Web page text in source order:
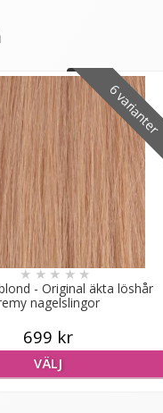
6 varianter
- Original äkta löshår
nagelslingor
★★★★★
699 kr
VÄLJ